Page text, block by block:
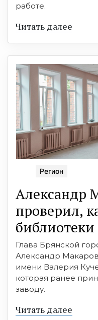
работе.
Читать далее
Регион
Александр
проверил,
Глава Брянской
Александр
имени Валерия
которая ранее
заводу.
Читать далее